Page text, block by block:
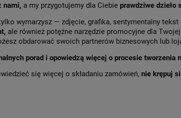
nami, a my przygotujemy dla Ciebie prawdziwe dzieło
wymarzysz — zdjęcie, grafika, sentymentalny tekst
ale również potężne narzędzie promocyjne dla
obdarować swoich partnerów biznesowych lub
porad i opowiedzą więcej o procesie tworzenia
się więcej o składaniu zamówień, nie krępuj